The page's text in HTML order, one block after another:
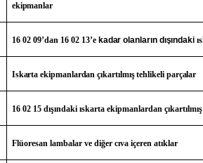
ekipmanlar
16 02 09’dan 16 02 13’e kadar olanların dışındaki
Iskarta ekipmanlardan çıkartılmış tehlikeli parçalar
16 02 15 dışındaki ıskarta ekipmanlardan
Flüoresan lambalar ve diğer cıva içeren atıklar